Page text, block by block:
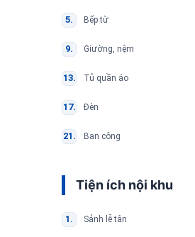
Bếp từ
Giường, nệm
Tủ quần áo
Đèn
Ban công
Tiện ích nội khu
Sảnh lễ tân